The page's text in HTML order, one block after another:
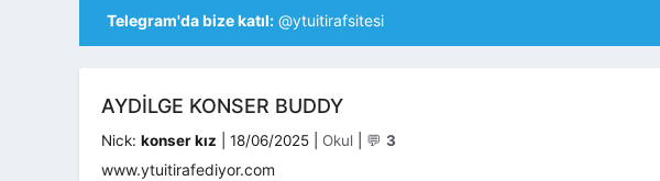
Telegram'da bize katıl: @ytuitirafsitesi
AYDILGE KONSER BUDDY
Nick: konser kız 18/06/2025 Kategoriler
Okul 💬 3
www.ytuitirafediyor.com